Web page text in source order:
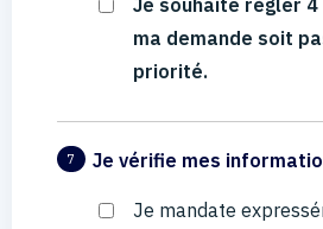
ma demande soit
priorité.
7 Je vérifie mes
Je mandate